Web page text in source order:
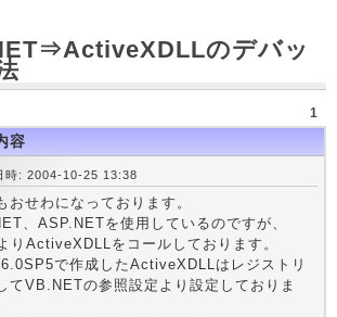
のデバッ
1
容
時: 2004-10-25 13:38
おせわになっております。
、ASP.NETを使用しているのですが、
りActiveXDLLをコールしております。
で作成したActiveXDLLはレジストリ
てVB.NETの参照設定より設定しておりま